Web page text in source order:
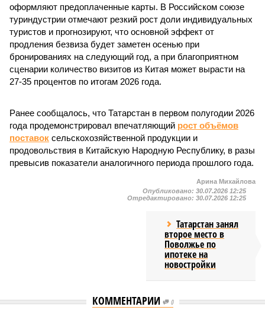
оформляют предоплаченные карты. В Российском союзе
туриндустрии отмечают резкий рост доли индивидуальных
туристов и прогнозируют, что основной эффект от
продления безвиза будет заметен осенью при
бронированиях на следующий год, а при благоприятном
сценарии количество визитов из Китая может вырасти на
27-35 процентов по итогам 2026 года.
Ранее сообщалось, что Татарстан в первом полугодии 2026
года продемонстрировал впечатляющий рост объёмов
поставок сельскохозяйственной продукции и
продовольствия в Китайскую Народную Республику, в разы
превысив показатели аналогичного периода прошлого года.
Арина Михайлова
Опубликовано: 30.07.2026 12:25
Отредактировано: 30.07.2026 12:25
Татарстан занял
второе место в
Поволжье по
ипотеке на
новостройки
КОММЕНТАРИИ 0